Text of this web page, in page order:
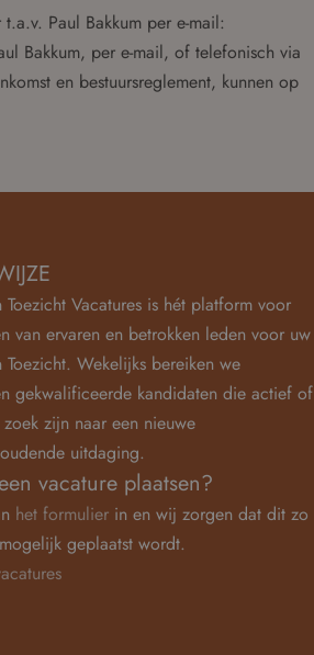
Paul Bakkum per e-mail:
Bakkum, per e-mail, of telefonisch via
en bestuursreglement, kunnen op
Toezicht Vacatures is hét platform voor
van ervaren en betrokken leden voor uw
Toezicht. Wekelijks bereiken we
gekwalificeerde kandidaten die actief of
zijn naar een nieuwe
uitdaging.
vacature plaatsen?
het formulierin en wij zorgen dat dit zo
geplaatst wordt.